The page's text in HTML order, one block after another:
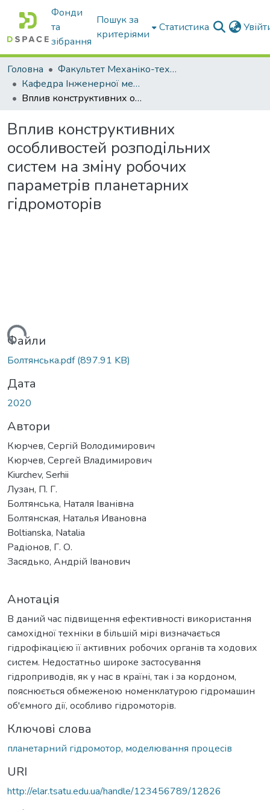
Фонди
та
зібрання
Пошук за
критеріями
Статистика
Головна
Факультет Механіко-технологічний
Кафедра Інженерної механіки та комп'ютерного проектування
Вплив конструктивних особливостей розподільних систем на зміну робочих параметрів планетарних гідромоторів
Вплив конструктивних
особливостей розподільних
систем на зміну робочих
параметрів планетарних
гідромоторів
Вантажиться...
Файли
Болтянська.pdf(897.91 KB)
Дата
2020
Автори
Кюрчев, Сергій Володимирович
Кюрчев, Сергей Владимирович
Kiurchev, Serhii
Лузан, П. Г.
Болтянська, Наталя Іванівна
Болтянская, Наталья Ивановна
Boltianska, Natalia
Радіонов, Г. О.
Засядько, Андрій Іванович
Анотація
В даний час підвищення ефективності використання
самохідної техніки в більшій мірі визначається
гідрофікацією її активних робочих органів та ходових
систем. Недостатньо широке застосування
гідроприводів, як у нас в країні, так і за кордоном,
пояснюється обмеженою номенклатурою гідромашин
об'ємного дії, особливо гідромоторів.
Ключові слова
планетарний гідромотор, моделювання процесів
URI
http://elar.tsatu.edu.ua/handle/123456789/12826